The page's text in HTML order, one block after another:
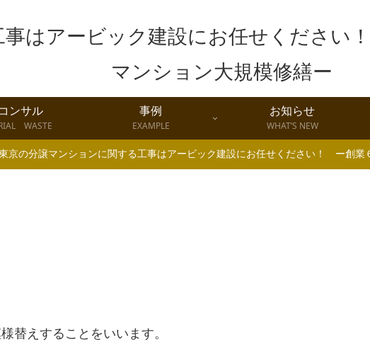
ンサル
WASTE
事例
EXAMPLE
お知らせ
WHAT’S NEW
京の分譲マンションに関する工事はアービック建設にお任せください！ ー創業
替えすることをいいます。